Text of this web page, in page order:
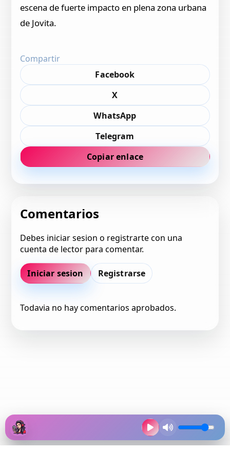
escena de fuerte impacto en plena zona urbana
de Jovita.
Compartir
Facebook
X
WhatsApp
Telegram
Copiar enlace
Comentarios
Debes iniciar sesion o registrarte con una
cuenta de lector para comentar.
Iniciar sesion Registrarse
Todavia no hay comentarios aprobados.